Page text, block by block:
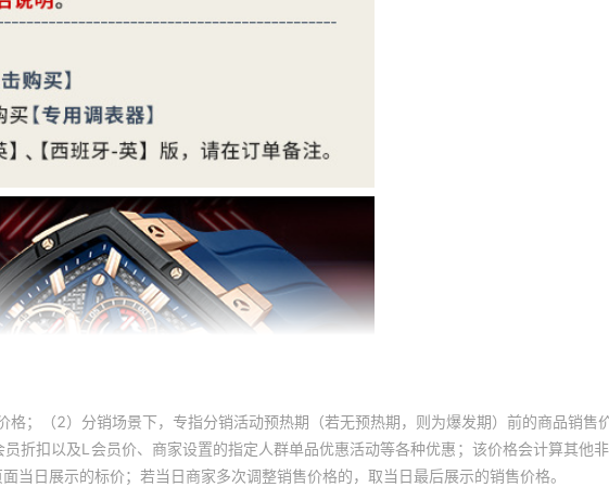
；（2）分销场景下，专指分销活动预热期（若无预热期，则为爆发期）前的商品销售
折扣以及L会员价、商家设置的指定人群单品优惠活动等各种优惠；该价格会计算其他
日展示的标价；若当日商家多次调整销售价格的，取当日最后展示的销售价格。